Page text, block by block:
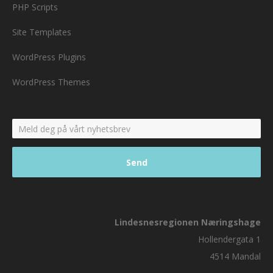
PHP Scripts
Site Templates
WordPress Plugins
WordPress Themes
Lindesnesregionen Næringshage
Hollendergata 1
4514 Mandal